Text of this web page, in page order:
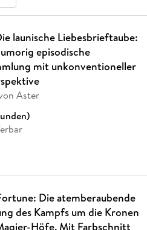
launische Liebesbrieftaube:
episodische
mit unkonventioneller
Aster
Die atemberaubende
des Kampfs um die Kronen
Höfe. Mit Farbschnitt